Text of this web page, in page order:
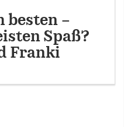
besten –
Spaß?
Franki